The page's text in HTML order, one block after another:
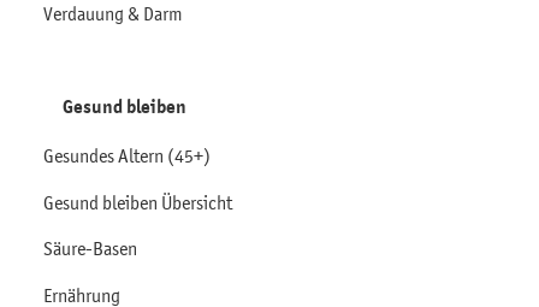
Verdauung & Darm
Gesund bleiben
Gesundes Altern (45+)
Gesund bleiben Übersicht
Säure-Basen
Ernährung